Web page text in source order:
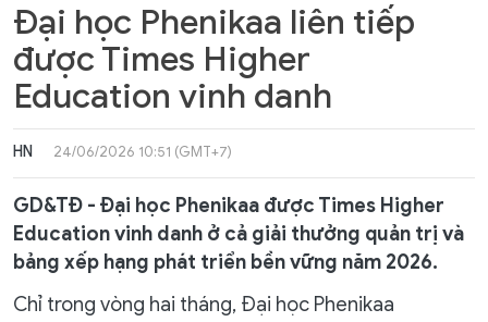
Đại học Phenikaa liên tiếp
được Times Higher
Education vinh danh
HN 24/06/2026 10:51 (GMT+7)
GD&TĐ - Đại học Phenikaa được Times Higher
Education vinh danh ở cả giải thưởng quản trị và
bảng xếp hạng phát triển bền vững năm 2026.
Chỉ trong vòng hai tháng, Đại học Phenikaa